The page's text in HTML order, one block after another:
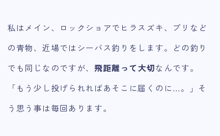
私はメイン、ロックショアでヒラスズキ、ブリなど
の青物、近場ではシーバス釣りをします。どの釣り
でも同じなのですが、 飛距離って大切なんです。
「もう少し投げられればあそこに届くのに…。」そ
う思う事は毎回あります。